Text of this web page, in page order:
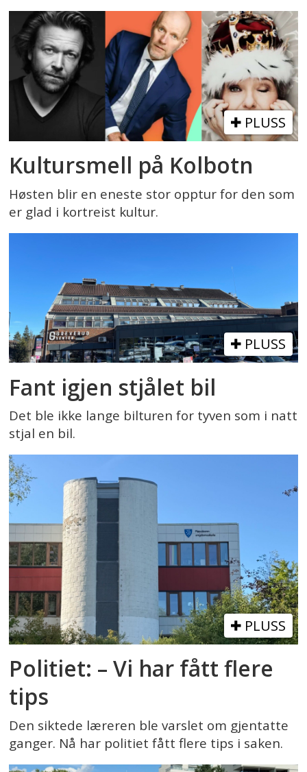
PLUSS
Kultursmell på Kolbotn
Høsten blir en eneste stor opptur for den som
er glad i kortreist kultur.
PLUSS
Fant igjen stjålet bil
Det ble ikke lange bilturen for tyven som i natt
stjal en bil.
PLUSS
Politiet: – Vi har fått flere
tips
Den siktede læreren ble varslet om gjentatte
ganger. Nå har politiet fått flere tips i saken.